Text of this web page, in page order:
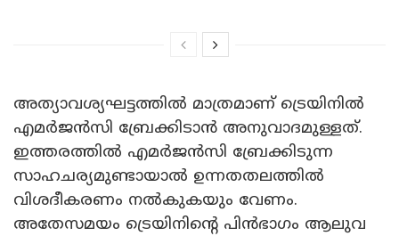
അത്യാവശ്യഘട്ടത്തിൽ മാത്രമാണ് ട്രെയിനിൽ
എമർജൻസി ബ്രേക്കിടാൻ അനുവാദമുള്ളത്.
ഇത്തരത്തിൽ എമർജൻസി ബ്രേക്കിടുന്ന
സാഹചര്യമുണ്ടായാൽ ഉന്നതതലത്തിൽ
വിശദീകരണം നൽകുകയും വേണം.
അതേസമയം ട്രെയിനിന്റെ പിൻഭാ​ഗം ആലുവ